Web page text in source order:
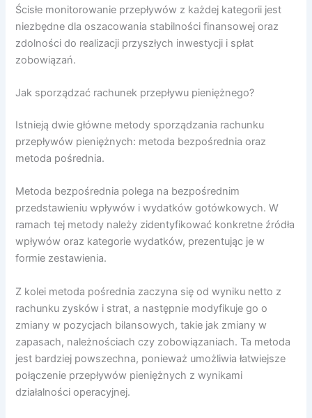
Ścisłe monitorowanie przepływów z każdej kategorii jest
niezbędne dla oszacowania stabilności finansowej oraz
zdolności do realizacji przyszłych inwestycji i spłat
zobowiązań.
Jak sporządzać rachunek przepływu pieniężnego?
Istnieją dwie główne metody sporządzania rachunku
przepływów pieniężnych: metoda bezpośrednia oraz
metoda pośrednia.
Metoda bezpośrednia polega na bezpośrednim
przedstawieniu wpływów i wydatków gotówkowych. W
ramach tej metody należy zidentyfikować konkretne źródła
wpływów oraz kategorie wydatków, prezentując je w
formie zestawienia.
Z kolei metoda pośrednia zaczyna się od wyniku netto z
rachunku zysków i strat, a następnie modyfikuje go o
zmiany w pozycjach bilansowych, takie jak zmiany w
zapasach, należnościach czy zobowiązaniach. Ta metoda
jest bardziej powszechna, ponieważ umożliwia łatwiejsze
połączenie przepływów pieniężnych z wynikami
działalności operacyjnej.